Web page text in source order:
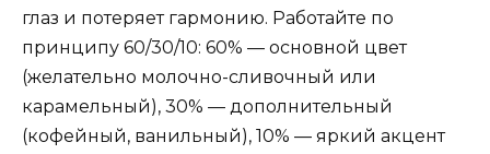
глаз и потеряет гармонию. Работайте по
принципу 60/30/10: 60% — основной цвет
(желательно молочно-сливочный или
карамельный), 30% — дополнительный
(кофейный, ванильный), 10% — яркий акцент